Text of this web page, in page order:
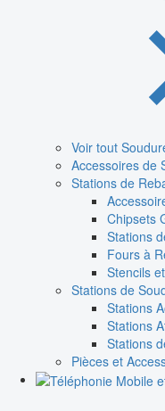
Voir tout
Accessoires de
Stations de
Chipsets
Stations
Fours à
Stencils
Stations de
Stations
Stations
Stations
Pièces et